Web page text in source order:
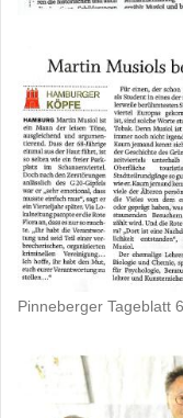
Pinneberger Tageblatt